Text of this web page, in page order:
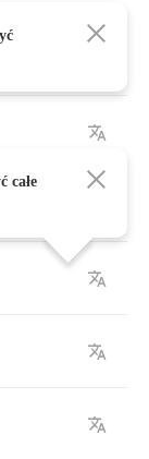
całe